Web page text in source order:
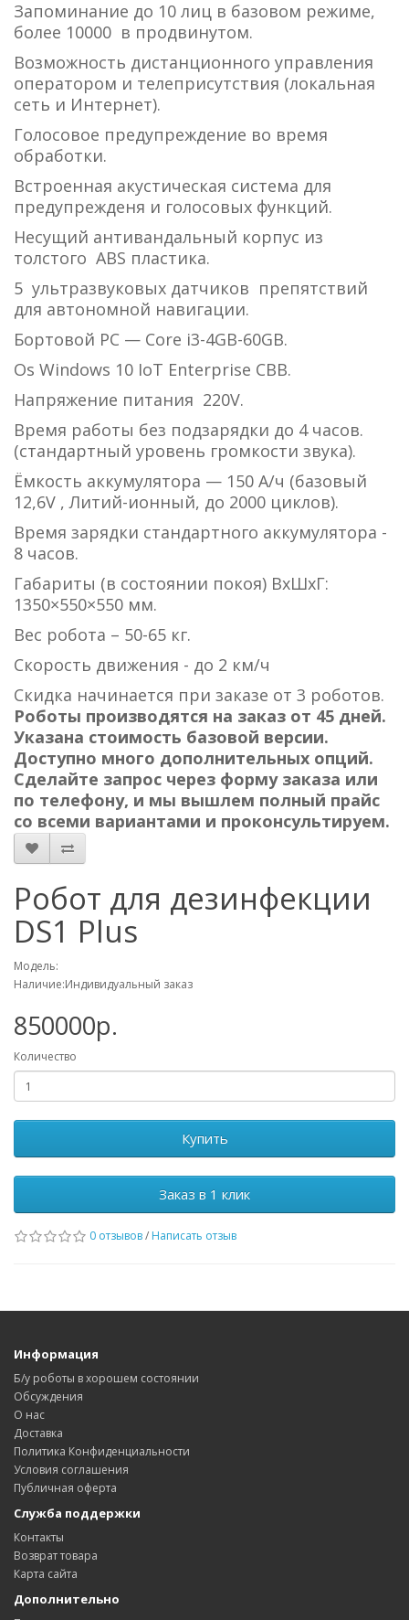
Запоминание до 10 лиц в базовом режиме,
более 10000 в продвинутом.
Возможность дистанционного управления
оператором и телеприсутствия (локальная
сеть и Интернет).
Голосовое предупреждение во время
обработки.
Встроенная акустическая система для
предупрежденя и голосовых функций.
Несущий антивандальный корпус из
толстого ABS пластика.
5 ультразвуковых датчиков препятствий
для автономной навигации.
Бортовой PC — Core i3-4GB-60GB.
Os Windows 10 IoT Enterprise CBB.
Напряжение питания 220V.
Время работы без подзарядки до 4 часов.
(стандартный уровень громкости звука).
Ёмкость аккумулятора — 150 А/ч (базовый
12,6V , Литий-ионный, до 2000 циклов).
Время зарядки стандартного аккумулятора -
8 часов.
Габариты (в состоянии покоя) ВхШхГ:
1350×550×550 мм.
Вес робота – 50-65 кг.
Скорость движения - до 2 км/ч
Скидка начинается при заказе от 3 роботов.
Роботы производятся на заказ от 45 дней.
Указана стоимость базовой версии.
Доступно много дополнительных опций.
Сделайте запрос через форму заказа или
по телефону, и мы вышлем полный прайс
со всеми вариантами и проконсультируем.
Робот для дезинфекции
DS1 Plus
Модель:
Наличие:Индивидуальный заказ
850000р.
Количество
Купить
Заказ в 1 клик
0 отзывов/ Написать отзыв
Информация
Б/у роботы в хорошем состоянии
Обсуждения
О нас
Доставка
Политика Конфиденциальности
Условия соглашения
Публичная оферта
Служба поддержки
Контакты
Возврат товара
Карта сайта
Дополнительно